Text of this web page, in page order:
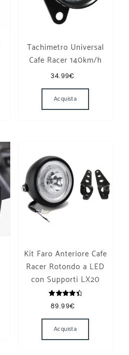
Tachimetro Universal
Cafe Racer 140km/h
34.99€
Acquista
Kit Faro Anteriore Cafe
Racer Rotondo a LED
con Supporti LX20
4.50
89.99€
Acquista